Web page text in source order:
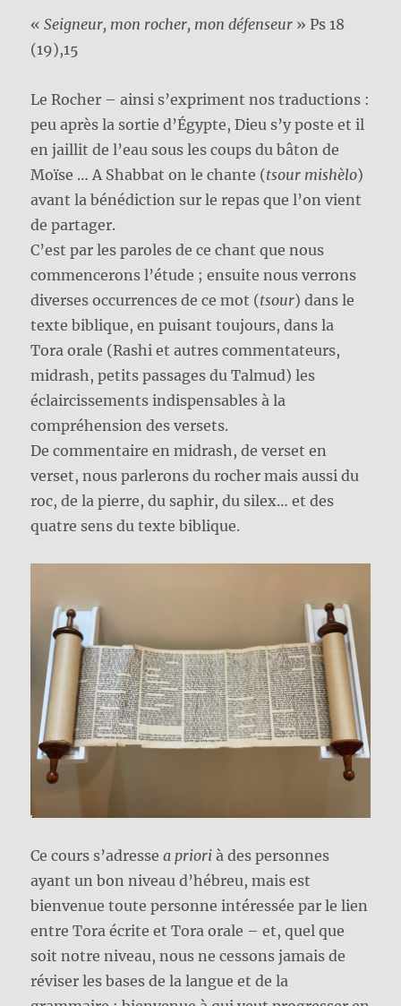
« Seigneur, mon rocher, mon défenseur » Ps 18
(19),15
Le Rocher – ainsi s’expriment nos traductions :
peu après la sortie d’Égypte, Dieu s’y poste et il
en jaillit de l’eau sous les coups du bâton de
Moïse … A Shabbat on le chante (tsour mishèlo)
avant la bénédiction sur le repas que l’on vient
de partager.
C’est par les paroles de ce chant que nous
commencerons l’étude ; ensuite nous verrons
diverses occurrences de ce mot (tsour) dans le
texte biblique, en puisant toujours, dans la
Tora orale (Rashi et autres commentateurs,
midrash, petits passages du Talmud) les
éclaircissements indispensables à la
compréhension des versets.
De commentaire en midrash, de verset en
verset, nous parlerons du rocher mais aussi du
roc, de la pierre, du saphir, du silex… et des
quatre sens du texte biblique.
Ce cours s’adresse a priorià des personnes
ayant un bon niveau d’hébreu, mais est
bienvenue toute personne intéressée par le lien
entre Tora écrite et Tora orale – et, quel que
soit notre niveau, nous ne cessons jamais de
réviser les bases de la langue et de la